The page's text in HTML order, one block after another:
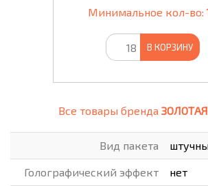
Минимальное кол-во:
В КОРЗИНУ
Все товары бренда
Вид пакета
Голографический эффект нет